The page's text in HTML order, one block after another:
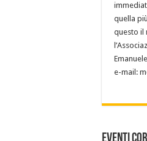
quella
questo il
e-mail: